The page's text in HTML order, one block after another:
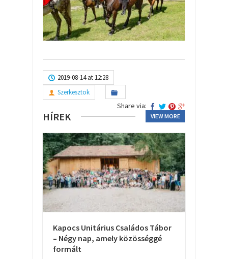
2019-08-14 at 12:28
Szerkesztok
Share via:
HÍREK VIEW MORE
Kapocs Unitárius Családos Tábor
– Négy nap, amely közösséggé
formált